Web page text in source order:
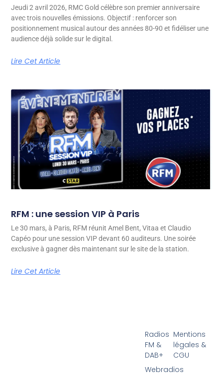
Jeudi 2 avril 2026, RMC Gold célèbre son premier anniversaire
avec trois nouvelles émissions. Objectif : renforcer son
positionnement musical autour des années 80-90 et fidéliser une
audience déjà solide sur le digital.
Lire Cet Article
RFM : une session VIP à Paris
Le 30 mars, à Paris, RFM réunit Amel Bent, Vitaa et Claudio
Capéo pour une session VIP devant 60 auditeurs. Une soirée
exclusive à gagner dès maintenant sur le site de la station.
Lire Cet Article
Radios
FM &
DAB+
Webradios
Mentions
légales &
CGU